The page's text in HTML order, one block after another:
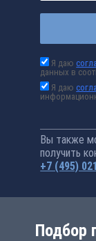
Я даю
данных в
Я даю
Вы также
получить
+7 (495)
Подбор